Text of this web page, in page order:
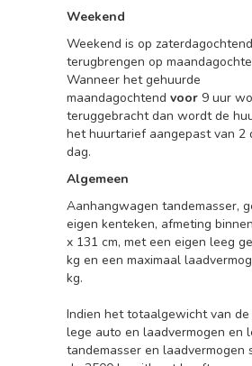
Weekend
Weekend is op
terugbrengen op
Wanneer het gehuurde
maandagochtend voor 9 uur
teruggebracht dan wordt de
het huurtarief aangepast van 2
dag.
Algemeen
Aanhangwagen tandemasser,
eigen kenteken, afmeting
x 131 cm, met een eigen leeg
kg en een maximaal
kg.
Indien het totaalgewicht van de
lege auto en laadvermogen en
tandemasser en laadvermogen